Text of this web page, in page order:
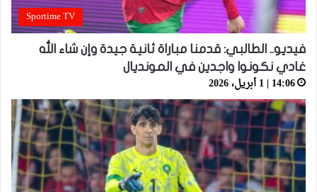
Sportime TV
فيديو.. الطالبي: قدمنا مباراة ثانية جيدة وإن شاء الله
غادي نكونوا واجدين في المونديال
14:06 | 1 أبريل، 2026